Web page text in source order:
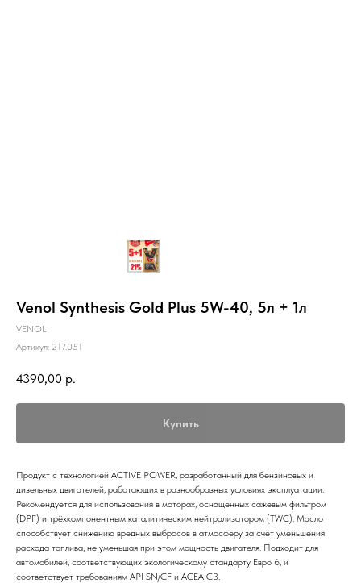
Venol Synthesis Gold Plus 5W-40, 5л + 1л
VENOL
Артикул: 217.051
4390,00 р.
Купить
Продукт с технологией ACTIVE POWER, разработанный для бензиновых и
дизельных двигателей, работающих в разнообразных условиях эксплуатации.
Рекомендуется для использования в моторах, оснащённых сажевым фильтром
(DPF) и трёхкомпонентным каталитическим нейтрализатором (TWC). Масло
способствует снижению вредных выбросов в атмосферу за счёт уменьшения
расхода топлива, не уменьшая при этом мощность двигателя. Подходит для
автомобилей, соответствующих экологическому стандарту Евро 6, и
соответствует требованиям API SN/CF и ACEA C3.